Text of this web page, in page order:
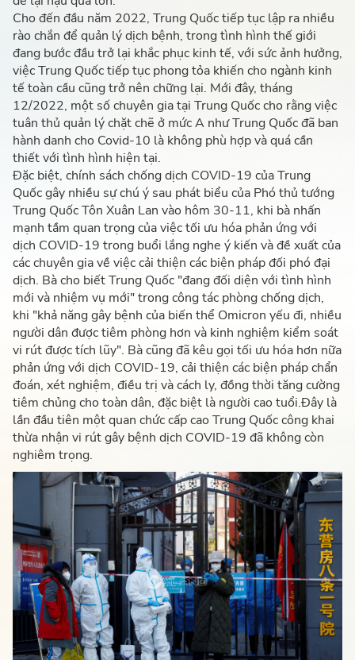
Cho đến đầu năm 2022, Trung Quốc tiếp tục lập ra nhiều
rào chắn để quản lý dịch bệnh, trong tình hình thế giới
đang bước đầu trở lại khắc phục kinh tế, với sức ảnh hưởng,
việc Trung Quốc tiếp tục phong tỏa khiến cho ngành kinh
tế toàn cầu cũng trở nên chững lại. Mới đây, tháng
12/2022, một số chuyên gia tại Trung Quốc cho rằng việc
tuân thủ quản lý chặt chẽ ở mức A như Trung Quốc đã ban
hành danh cho Covid-10 là không phù hợp và quá cần
thiết với tình hình hiện tại.
Đặc biệt, chính sách chống dịch COVID-19 của Trung
Quốc gây nhiều sự chú ý sau phát biểu của Phó thủ tướng
Trung Quốc Tôn Xuân Lan vào hôm 30-11, khi bà nhấn
mạnh tầm quan trọng của việc tối ưu hóa phản ứng với
dịch COVID-19 trong buổi lắng nghe ý kiến và đề xuất của
các chuyên gia về việc cải thiện các biện pháp đối phó đại
dịch. Bà cho biết Trung Quốc "đang đối diện với tình hình
mới và nhiệm vụ mới" trong công tác phòng chống dịch,
khi "khả năng gây bệnh của biến thể Omicron yếu đi, nhiều
người dân được tiêm phòng hơn và kinh nghiệm kiểm soát
vi rút được tích lũy". Bà cũng đã kêu gọi tối ưu hóa hơn nữa
phản ứng với dịch COVID-19, cải thiện các biện pháp chẩn
đoán, xét nghiệm, điều trị và cách ly, đồng thời tăng cường
tiêm chủng cho toàn dân, đặc biệt là người cao tuổi.Đây là
lần đầu tiên một quan chức cấp cao Trung Quốc công khai
thừa nhận vi rút gây bệnh dịch COVID-19 đã không còn
nghiêm trọng.